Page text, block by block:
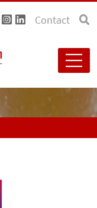
Contact